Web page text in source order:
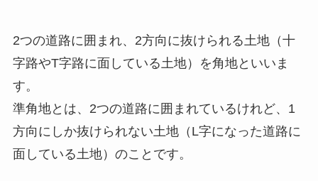
2つの道路に囲まれ、2方向に抜けられる土地（十
字路やT字路に面している土地）を角地といいま
す。
準角地とは、2つの道路に囲まれているけれど、1
方向にしか抜けられない土地（L字になった道路に
面している土地）のことです。